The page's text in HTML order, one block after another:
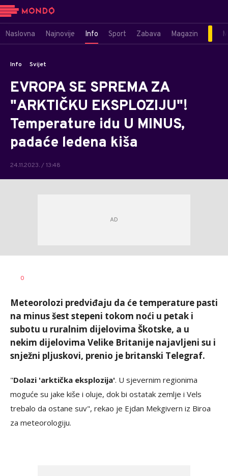
Naslovna Najnovije Info Sport Zabava Magazin
Info Svijet
EVROPA SE SPREMA ZA
"ARKTIČKU EKSPLOZIJU"!
Temperature idu U MINUS,
padaće ledena kiša
24.11.2023. / 13:48
0
Meteorolozi predviđaju da će temperature pasti
na minus šest stepeni tokom noći u petak i
subotu u ruralnim dijelovima Škotske, a u
nekim dijelovima Velike Britanije najavljeni su i
snježni pljuskovi, prenio je britanski Telegraf.
"Dolazi 'arktička eksplozija'. U sjevernim regionima
moguće su jake kiše i oluje, dok bi ostatak zemlje i Vels
trebalo da ostane suv", rekao je Ejdan Mekgivern iz Biroa
za meteorologiju.